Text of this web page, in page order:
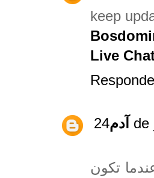
keep
Live
آدم 24
تكون